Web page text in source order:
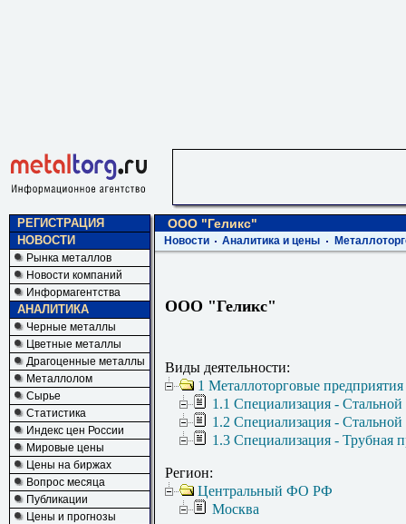
РЕГИСТРАЦИЯ
НОВОСТИ
Рынка металлов
Новости компаний
Информагентства
АНАЛИТИКА
Черные металлы
Цветные металлы
Драгоценные металлы
Металлолом
Сырье
Статистика
Индекс цен России
Мировые цены
Цены на биржах
Вопрос месяца
Публикации
Цены и прогнозы
ООО "Геликс"
Новости Аналитика и цены
ООО "Геликс"
Виды деятельности:
1 Металлоторговые
1.1 Специализация - Стальной
1.2 Специализация -
1.3 Специализация - Трубная
Регион:
Центральный ФО РФ
Москва